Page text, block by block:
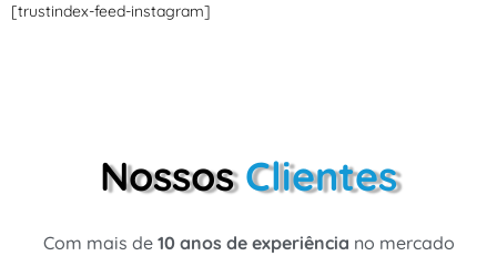
[trustindex-feed-instagram]
NossosClientes
Com mais de 10 anos de experiência no mercado